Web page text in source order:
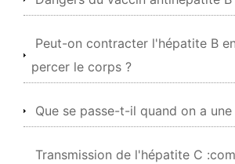
Peut-on contracter l'hépatite B
percer le corps ?
Que se passe-t-il quand on a
Transmission de l'hépatite C